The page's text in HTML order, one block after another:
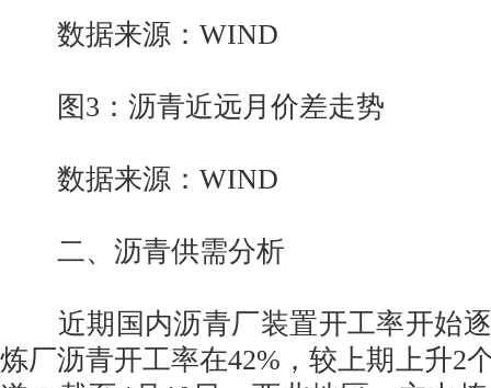
数据来源：WIND
图3：沥青近远月价差走势
数据来源：WIND
二、沥青供需分析
近期国内沥青厂装置开工率开始逐
炼厂沥青开工率在42%，较上期上升2